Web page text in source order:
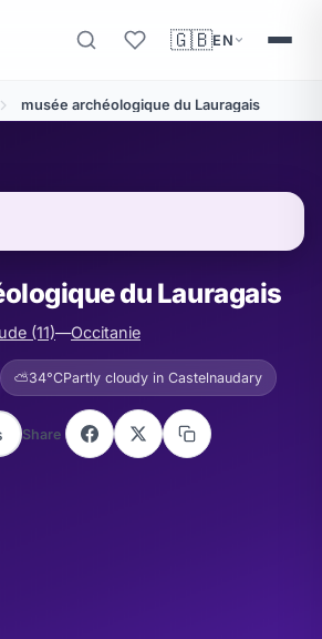
🇬🇧EN
musée archéologique du Lauragais
du Lauragais
(11)—Occitanie
⛅34°CPartly cloudy in Castelnaudary
Share